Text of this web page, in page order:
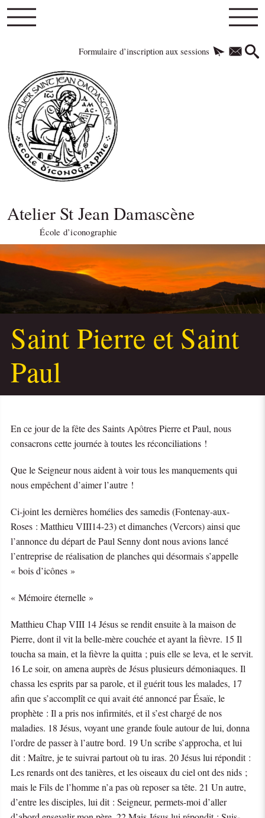
Formulaire d’inscription aux sessions
Atelier St Jean Damascène
École d’iconographie
Saint Pierre et Saint
Paul
En ce jour de la fête des Saints Apôtres Pierre et Paul, nous
consacrons cette journée à toutes les réconciliations !
Que le Seigneur nous aident à voir tous les manquements qui
nous empêchent d’aimer l’autre !
Ci-joint les dernières homélies des samedis (Fontenay-aux-
Roses : Matthieu VIII14-23) et dimanches (Vercors) ainsi que
l’annonce du départ de Paul Senny dont nous avions lancé
l’entreprise de réalisation de planches qui désormais s’appelle
« bois d’icônes »
« Mémoire éternelle »
Matthieu Chap VIII 14 Jésus se rendit ensuite à la maison de
Pierre, dont il vit la belle-mère couchée et ayant la fièvre. 15 Il
toucha sa main, et la fièvre la quitta ; puis elle se leva, et le servit.
16 Le soir, on amena auprès de Jésus plusieurs démoniaques. Il
chassa les esprits par sa parole, et il guérit tous les malades, 17
afin que s’accomplît ce qui avait été annoncé par Ésaïe, le
prophète : Il a pris nos infirmités, et il s’est chargé de nos
maladies. 18 Jésus, voyant une grande foule autour de lui, donna
l’ordre de passer à l’autre bord. 19 Un scribe s’approcha, et lui
dit : Maître, je te suivrai partout où tu iras. 20 Jésus lui répondit :
Les renards ont des tanières, et les oiseaux du ciel ont des nids ;
mais le Fils de l’homme n’a pas où reposer sa tête. 21 Un autre,
d’entre les disciples, lui dit : Seigneur, permets-moi d’aller